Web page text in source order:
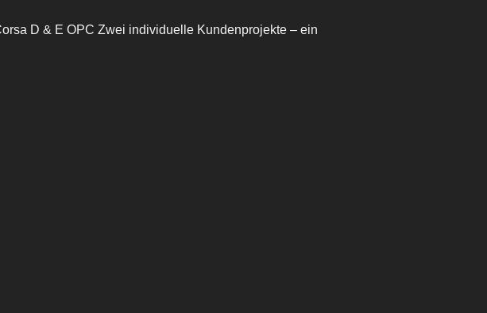
D & E OPC Zwei individuelle Kundenprojekte – ein